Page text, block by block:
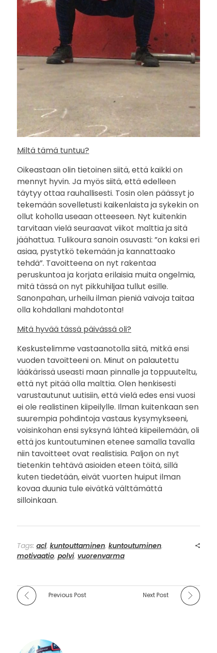
e
n
l
e
i
k
k
a
u
k
s
e
s
t
a
?
Miltä tämä tuntuu?
Oikeastaan olin tietoinen siitä, että kaikki on
mennyt hyvin. Ja myös siitä, että edelleen
täytyy ottaa rauhallisesti. Tosin olen päässyt jo
tekemään sovelletusti kaikenlaista ja sykekin on
ollut koholla useaan otteeseen. Nyt kuitenkin
tarvitaan vielä seuraavat viikot malttia ja sitä
jäähattua. Tulikoura sanoin osuvasti: ”on kaksi eri
asiaa, pystytkö tekemään ja kannattaako
tehdä”. Tavoitteena on nyt rakentaa
peruskuntoa ja korjata erilaisia muita ongelmia,
mitä tässä on nyt pikkuhiljaa tullut esille.
Sanonpahan, urheilu ilman pieniä vaivoja taitaa
olla kohdallani mahdotonta!
Mitä hyvää tässä päivässä oli?
Keskustelimme vastaanotolla siitä, mitkä ensi
vuoden tavoitteeni on. Minut on palautettu
lääkärissä useasti maan pinnalle ja toppuuteltu,
että nyt pitää olla malttia. Olen henkisesti
varustautunut uutisiin, että vielä edes ensi vuosi
ei ole realistinen kiipeilylle. Ilman kuitenkaan sen
suurempia pohdintoja vastaus kysymykseeni,
voisinkohan ensi syksynä lähteä kiipeilemään, oli
että jos kuntoutuminen etenee samalla tavalla
niin tavoitteet ovat realistisia. Paljon on nyt
tietenkin tehtävä asioiden eteen töitä, sillä
kuten tiedetään, eivät vuorten huiput ilman
kovaa duunia tule eivätkä välttämättä
silloinkaan.
Tags: acl, kuntouttaminen, kuntoutuminen,
motivaatio, polvi, vuorenvarma
Previous Post Next Post